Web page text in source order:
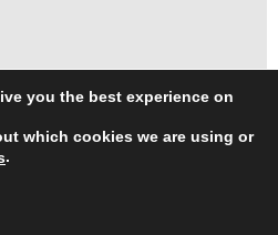
KARTA PA
you the best experience on
which cookies we are using or
.